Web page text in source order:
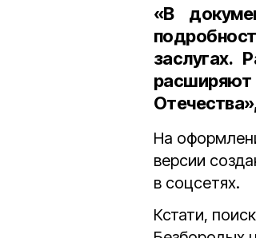
«В
заслугах.
На
версии
в соцсетях.
Кстати,